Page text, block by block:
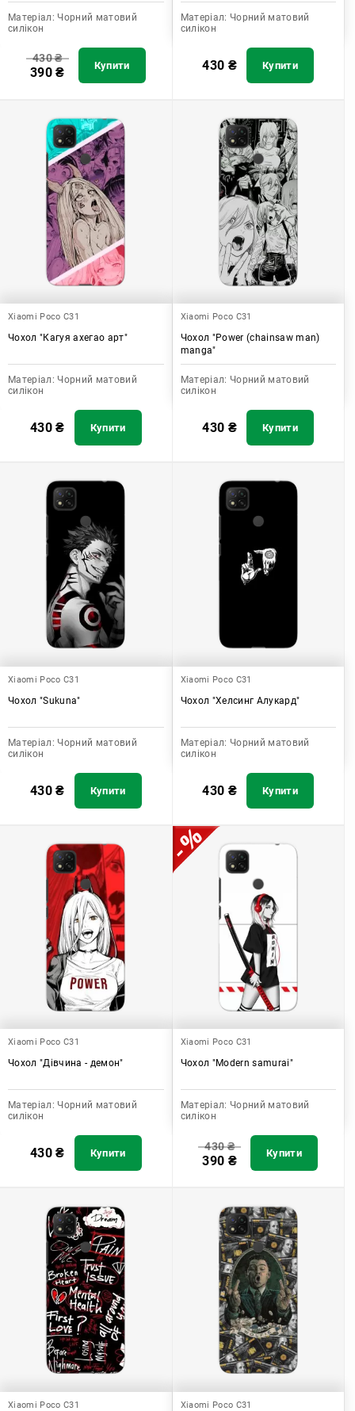
Матеріал: Чорний матовий
силікон
430₴
390₴ Купити
Матеріал: Чорний матовий
силікон
430 ₴ Купити
Xiaomi Poco C31
Чохол "Кагуя ахегао арт"
Матеріал: Чорний матовий
силікон
430₴ Купити
Xiaomi Poco C31
Чохол "Power (chainsaw man)
manga"
Матеріал: Чорний матовий
силікон
430 ₴ Купити
Xiaomi Poco C31
Чохол "Sukuna"
Матеріал: Чорний матовий
силікон
430₴ Купити
Xiaomi Poco C31
Чохол "Хелсинг Алукард"
Матеріал: Чорний матовий
силікон
430 ₴ Купити
Xiaomi Poco C31
Чохол "Дівчина - демон"
Матеріал: Чорний матовий
силікон
430₴ Купити
Xiaomi Poco C31
Чохол "Modern samurai"
Матеріал: Чорний матовий
силікон
430₴
390 ₴ Купити
Xiaomi Poco C31 Xiaomi Poco C31